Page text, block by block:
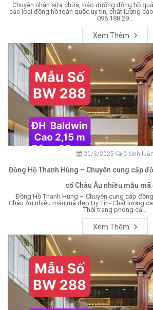
Chuyên nhận sửa chữa, bảo dưỡng đồng hồ
các loại đồng hồ toàn quốc uy tín, chất lượng
096.188.29...
Xem Thêm
20/3/2025 0 bình luận
Đồng Hồ Thanh Hùng – Chuyên cung cấp
cổ Châu Âu nhiều mẫu mã
Đồng Hồ Thanh Hùng – Chuyên cung cấp
Châu Âu nhiều mẫu mã đẹp Uy Tín- Chất lượng
Thời trang phong cá...
Xem Thêm